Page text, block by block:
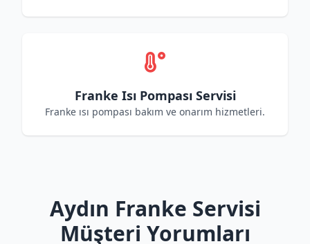
Franke Isı Pompası Servisi
Franke ısı pompası bakım ve onarım hizmetleri.
Aydın Franke Servisi
Müşteri Yorumları